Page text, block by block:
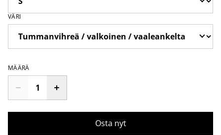
VÄRI
MÄÄRÄ
Osta nyt